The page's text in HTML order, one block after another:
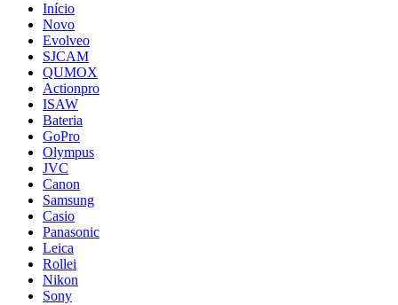
Início
Novo
Evolveo
SJCAM
QUMOX
Actionpro
ISAW
Bateria
GoPro
Olympus
JVC
Canon
Samsung
Casio
Panasonic
Leica
Rollei
Nikon
Sony